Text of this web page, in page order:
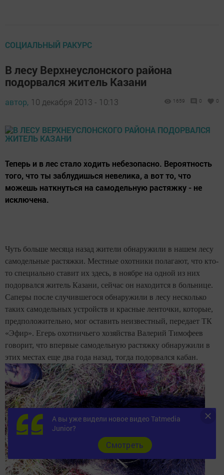
СОЦИАЛЬНЫЙ РАКУРС
В лесу Верхнеуслонского района
подорвался житель Казани
автор, 10 декабря 2013 - 10:13 1659 0 0
Теперь и в лес стало ходить небезопасно. Вероятность
того, что ты заблудишься невелика, а вот то, что
можешь наткнуться на самодельную растяжку - не
исключена.
Чуть больше месяца назад жители обнаружили в нашем лесу
самодельные растяжки. Местные охотники полагают, что кто-
то специально ставит их здесь, в ноябре на одной из них
подорвался житель Казани, сейчас он находится в больнице.
Саперы после случившегося обнаружили в лесу несколько
таких самодельных устройств и красные ленточки, которые,
предположительно, мог оставить неизвестный, передает ТК
«Эфир». Егерь охотничьего хозяйства Валерий Тимофеев
говорит, что впервые самодельную растяжку обнаружили в
этих местах еще два года назад, тогда подорвался кабан.
А вы уже видели новое видео Tatmedia
Junior?
Cмотреть